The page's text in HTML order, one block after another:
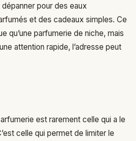
pour des eaux
et des cadeaux simples. Ce
qu’une parfumerie de niche, mais
attention rapide, l’adresse peut
est rarement celle qui a le
celle qui permet de limiter le